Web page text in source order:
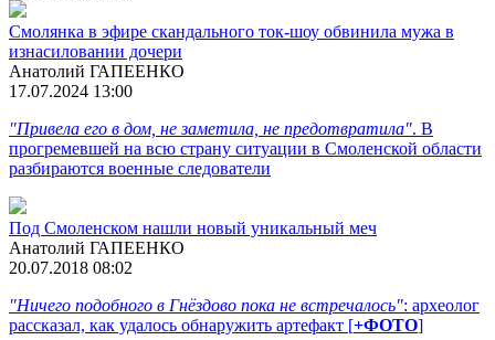
Смолянка в эфире скандального ток-шоу обвинила мужа в
изнасиловании дочери
Анатолий ГАПЕЕНКО
17.07.2024 13:00
"Привела его в дом, не заметила, не предотвратила". В
прогремевшей на всю страну ситуации в Смоленской области
разбираются военные следователи
Под Смоленском нашли новый уникальный меч
Анатолий ГАПЕЕНКО
20.07.2018 08:02
"Ничего подобного в Гнёздово пока не встречалось": археолог
рассказал, как удалось обнаружить артефакт [+ФОТО]